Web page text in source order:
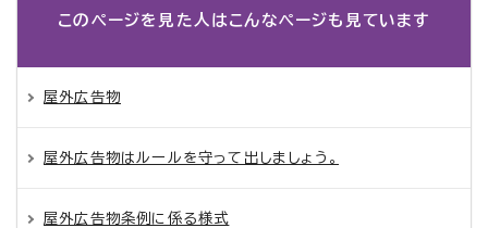
このページを見た人は こんなページも見ています
屋外広告物
屋外広告物はルールを守って出しましょう。
屋外広告物条例に係る様式